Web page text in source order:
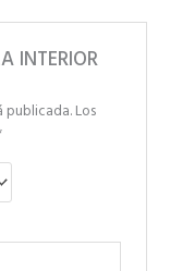
INTERIOR
publicada.Los